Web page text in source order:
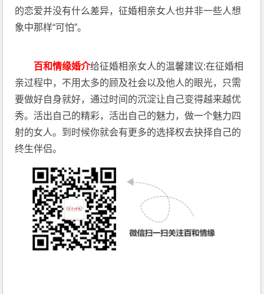
的恋爱并没有什么差异，征婚相亲女人也并非一些人想
象中那样“可怕”。
百和情缘婚介给征婚相亲女人的温馨建议:在征婚相
亲过程中，不用太多的顾及社会以及他人的眼光，只需
要做好自身就好，通过时间的沉淀让自己变得越来越优
秀。活出自己的精彩，活出自己的魅力，做一个魅力四
射的女人。到时候你就会有更多的选择权去抉择自己的
终生伴侣。